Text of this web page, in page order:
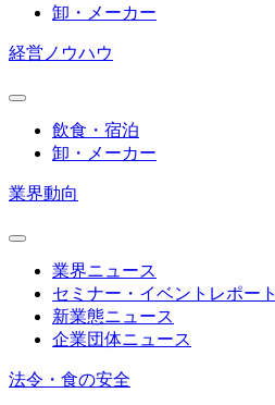
卸・メーカー
経営ノウハウ
飲食・宿泊
卸・メーカー
業界動向
業界ニュース
セミナー・イベントレポート
新業態ニュース
企業団体ニュース
法令・食の安全